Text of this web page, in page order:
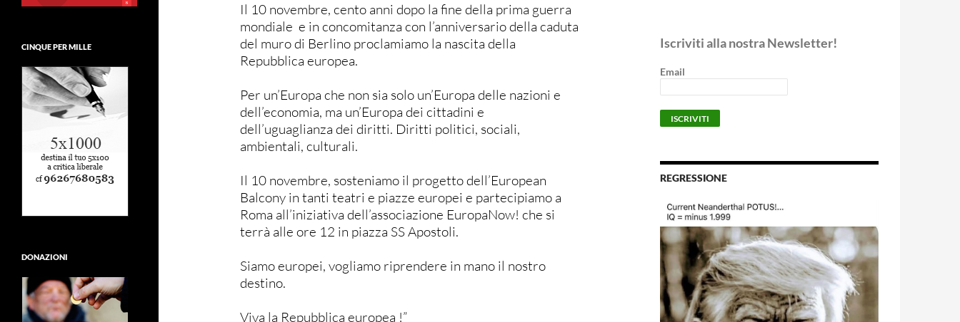
Il 10 novembre, cento anni dopo la fine della prima guerra
mondiale e in concomitanza con l’anniversario della caduta
del muro di Berlino proclamiamo la nascita della
Repubblica europea.
Per un’Europa che non sia solo un’Europa delle nazioni e
dell’economia, ma un’Europa dei cittadini e
dell’uguaglianza dei diritti. Diritti politici, sociali,
ambientali, culturali.
Il 10 novembre, sosteniamo il progetto dell’European
Balcony in tanti teatri e piazze europei e partecipiamo a
Roma all’iniziativa dell’associazione EuropaNow! che si
terrà alle ore 12 in piazza SS Apostoli.
Siamo europei, vogliamo riprendere in mano il nostro
destino.
Viva la Repubblica europea !”
Iscriviti alla nostra Newsletter!
Email
REGRESSIONE
CINQUE PER MILLE
DONAZIONI